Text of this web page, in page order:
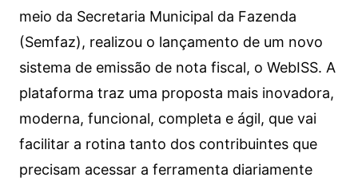
meio da Secretaria Municipal da Fazenda
(Semfaz), realizou o lançamento de um novo
sistema de emissão de nota fiscal, o WebISS. A
plataforma traz uma proposta mais inovadora,
moderna, funcional, completa e ágil, que vai
facilitar a rotina tanto dos contribuintes que
precisam acessar a ferramenta diariamente